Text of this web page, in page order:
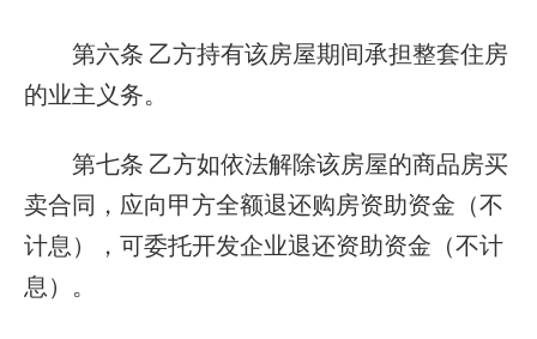
第六条 乙方持有该房屋期间承担整套住房
的业主义务。
第七条 乙方如依法解除该房屋的商品房买
卖合同，应向甲方全额退还购房资助资金（不
计息），可委托开发企业退还资助资金（不计
息）。